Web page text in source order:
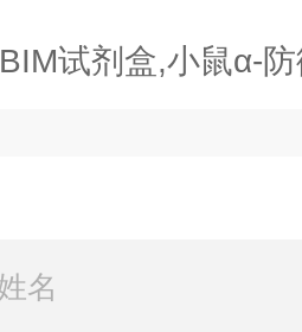
BIM试剂盒,小鼠α-防御素（